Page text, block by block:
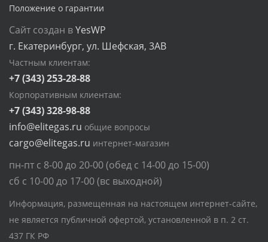
Положение о гарантии
Сайт создан вYesWP
г. Екатеринбург, ул. Шефская, 3АВ
Частным клиентам:
+7 (343) 253-28-88
Корпоративным клиентам:
+7 (343) 328-98-88
info@elitegas.ru общие вопросы
cargo@elitegas.ru интернет-магазин
пн-пт с 8-00 до 20-00 (обед с 14-00 до 15-00)
сб с 10-00 до 17-00 (вс выходной)
Информация, размещенная на настоящем интернет-сайте,
не является публичной офертой, установленной в п. 2 ст.
437 ГК РФ